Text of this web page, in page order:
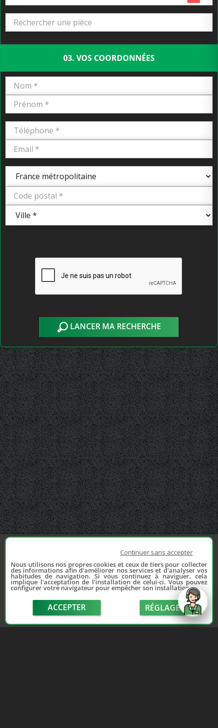
03. VOS COORDONNÉES
LANCER MA RECHERCHE
Continuer sans accepter
Nous utilisons nos propres cookies et ceux de tiers pour collecter
des informations afin d'améliorer nos services et d'analyser vos
habitudes de navigation. Si vous continuez à naviguer, cela
implique l'acceptation de l'installation de celui-ci. Vous pouvez
configurer votre navigateur pour empêcher son installation.
ACCEPTER RÉGLAGE